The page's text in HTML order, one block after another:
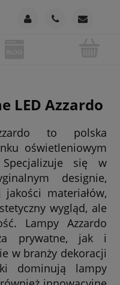
LED Azzardo
to polska
oświetleniowym
się w
designie,
materiałów,
wygląd, ale
Lampy Azzardo
prywatne, jak i
w branży dekoracji
dominują lampy